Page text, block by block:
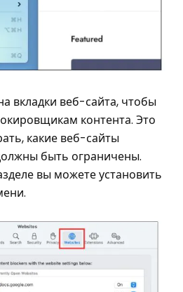
вкладки веб-сайта, чтобы
контента. Это
какие веб-сайты
быть ограничены.
вы можете установить